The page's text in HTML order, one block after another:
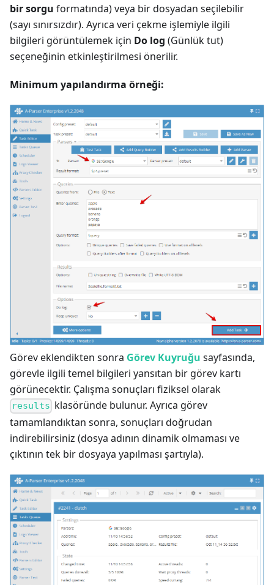
bir sorgu formatında) veya bir dosyadan seçilebilir
(sayı sınırsızdır). Ayrıca veri çekme işlemiyle ilgili
bilgileri görüntülemek için Do log (Günlük tut)
seçeneğinin etkinleştirilmesi önerilir.
Minimum yapılandırma örneği:
Görev eklendikten sonra Görev Kuyruğu sayfasında,
görevle ilgili temel bilgileri yansıtan bir görev kartı
görünecektir. Çalışma sonuçları fiziksel olarak
results klasöründe bulunur. Ayrıca görev
tamamlandıktan sonra, sonuçları doğrudan
indirebilirsiniz (dosya adının dinamik olmaması ve
çıktının tek bir dosyaya yapılması şartıyla).